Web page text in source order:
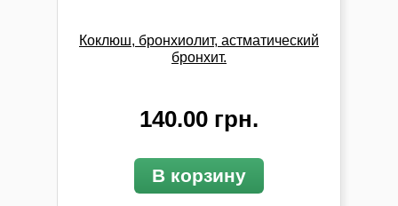
Коклюш, бронхиолит, астматический
бронхит.
140.00 грн.
В корзину